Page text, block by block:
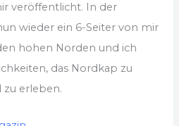
veröffentlicht. In der
wieder ein 6-Seiter von mir
hohen Norden und ich
das Nordkap zu
zu erleben.